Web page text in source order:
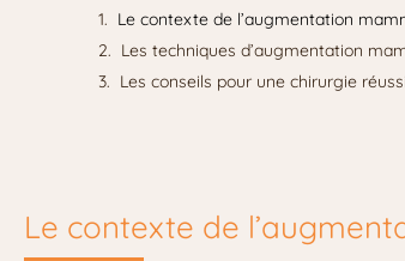
Le contexte de l’augmentation
Les techniques d’augmentation
Les conseils pour une chirurgie
Le contexte de